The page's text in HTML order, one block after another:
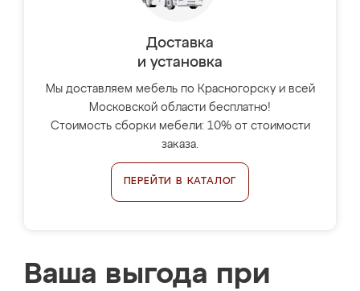
Доставка
и установка
Мы доставляем мебель по Красногорску и всей
Московской области бесплатно!
Стоимость сборки мебели: 10% от стоимости
заказа.
ПЕРЕЙТИ В КАТАЛОГ
Ваша выгода при